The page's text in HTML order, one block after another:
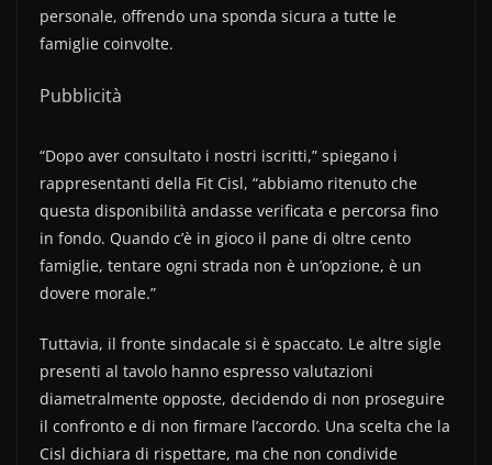
personale, offrendo una sponda sicura a tutte le
famiglie coinvolte.
Pubblicità
“Dopo aver consultato i nostri iscritti,” spiegano i
rappresentanti della Fit Cisl, “abbiamo ritenuto che
questa disponibilità andasse verificata e percorsa fino
in fondo. Quando c’è in gioco il pane di oltre cento
famiglie, tentare ogni strada non è un’opzione, è un
dovere morale.”
Tuttavia, il fronte sindacale si è spaccato. Le altre sigle
presenti al tavolo hanno espresso valutazioni
diametralmente opposte, decidendo di non proseguire
il confronto e di non firmare l’accordo. Una scelta che la
Cisl dichiara di rispettare, ma che non condivide